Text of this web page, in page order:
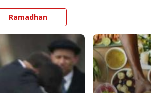
Ramadhan